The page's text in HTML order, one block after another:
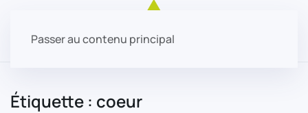
Passer au contenu principal
Étiquette : coeur